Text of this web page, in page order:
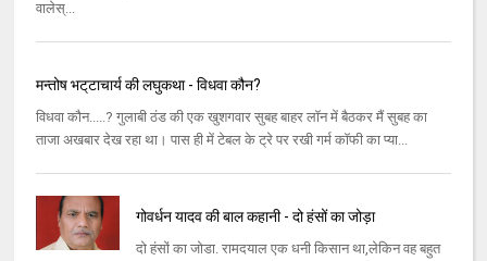
वालेस्...
मन्‍तोष भट्‌टाचार्य की लघुकथा - विधवा कौन?
विधवा कौन.....? गुलाबी ठंड की एक खुशगवार सुबह बाहर लॉन में बैठकर मैं सुबह का
ताजा अखबार देख रहा था। पास ही में टेबल के ट्रे पर रखी गर्म कॉफी का प्‍या...
गोवर्धन यादव की बाल कहानी - दो हंसों का जोड़ा
दो हंसों का जोडा. रामदयाल एक धनी किसान था,लेकिन वह बहुत